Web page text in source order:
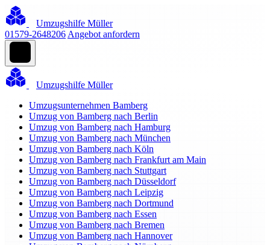
Umzugshilfe Müller
01579-2648206 Angebot anfordern
Umzugshilfe Müller
Umzugsunternehmen Bamberg
Umzug von Bamberg nach Berlin
Umzug von Bamberg nach Hamburg
Umzug von Bamberg nach München
Umzug von Bamberg nach Köln
Umzug von Bamberg nach Frankfurt am Main
Umzug von Bamberg nach Stuttgart
Umzug von Bamberg nach Düsseldorf
Umzug von Bamberg nach Leipzig
Umzug von Bamberg nach Dortmund
Umzug von Bamberg nach Essen
Umzug von Bamberg nach Bremen
Umzug von Bamberg nach Hannover